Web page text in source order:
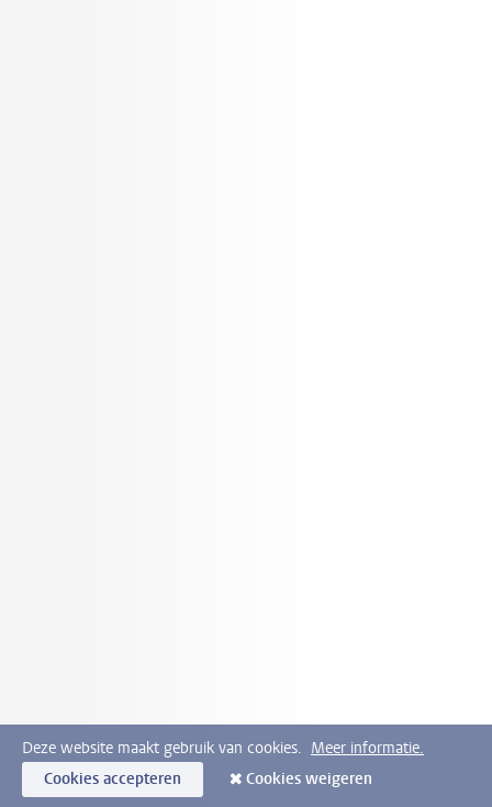
Deze website maakt gebruik van cookies. Meer informatie.
Cookies accepteren
Cookies weigeren